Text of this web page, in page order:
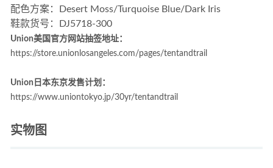
配色方案：Desert Moss/Turquoise Blue/Dark Iris
鞋款货号：DJ5718-300
Union美国官方网站抽签地址：
https://store.unionlosangeles.com/pages/tentandtrail
Union日本东京发售计划：
https://www.uniontokyo.jp/30yr/tentandtrail
实物图